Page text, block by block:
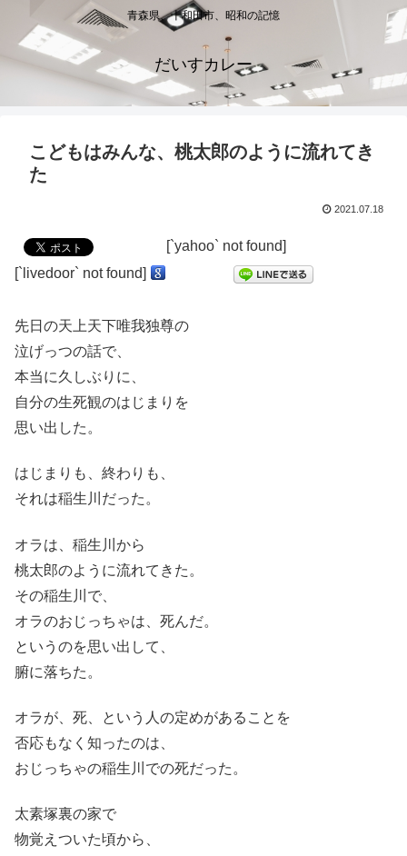
青森県、十和田市、昭和の記憶
だいすカレー
こどもはみんな、桃太郎のように流れてき
た
2021.07.18
[`yahoo` not found]
[`livedoor` not found]
先日の天上天下唯我独尊の
泣げっつの話で、
本当に久しぶりに、
自分の生死観のはじまりを
思い出した。
はじまりも、終わりも、
それは稲生川だった。
オラは、稲生川から
桃太郎のように流れてきた。
その稲生川で、
オラのおじっちゃは、死んだ。
というのを思い出して、
腑に落ちた。
オラが、死、という人の定めがあることを
否応もなく知ったのは、
おじっちゃの稲生川での死だった。
太素塚裏の家で
物覚えついた頃から、